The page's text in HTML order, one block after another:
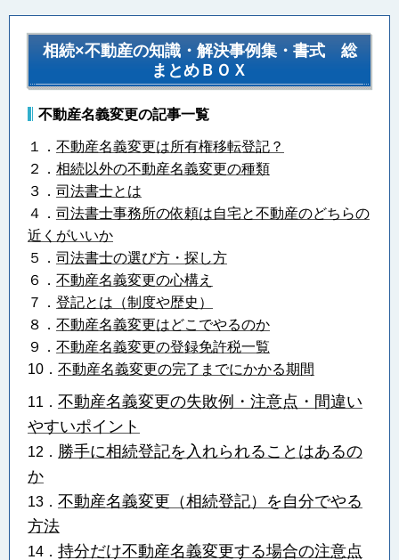
相続×不動産の知識・解決事例集・書式 総
まとめＢＯＸ
不動産名義変更の記事一覧
１． 不動産名義変更は所有権移転登記？
２． 相続以外の不動産名義変更の種類
３． 司法書士とは
４． 司法書士事務所の依頼は自宅と不動産のどちらの
近くがいいか
５． 司法書士の選び方・探し方
６． 不動産名義変更の心構え
７． 登記とは（制度や歴史）
８． 不動産名義変更はどこでやるのか
９． 不動産名義変更の登録免許税一覧
10． 不動産名義変更の完了までにかかる期間
11． 不動産名義変更の失敗例・注意点・間違い
やすいポイント
12． 勝手に相続登記を入れられることはあるの
か
13． 不動産名義変更（相続登記）を自分でやる
方法
14． 持分だけ不動産名義変更する場合の注意点